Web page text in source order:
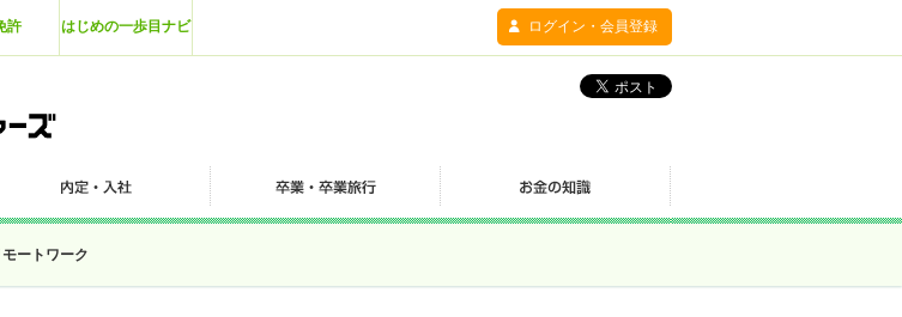
許 はじめの一歩目ナビ ログイン・会員登録
モートワーク